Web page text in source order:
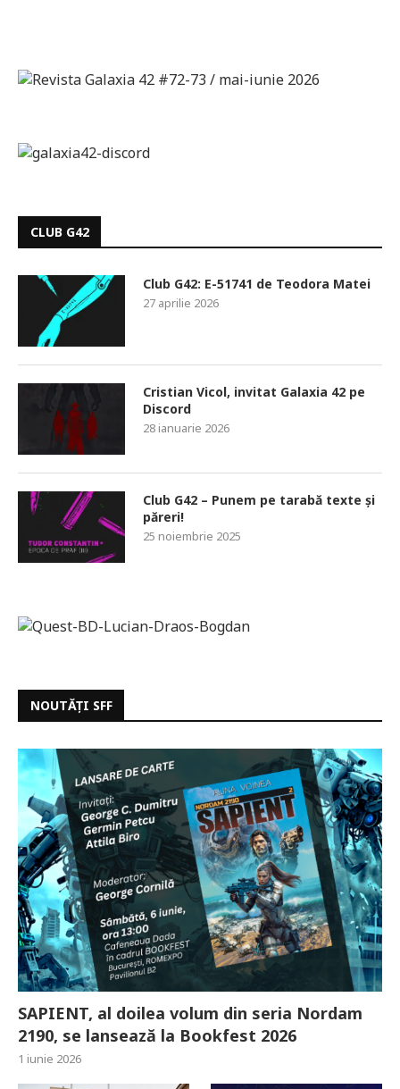
CLUB G42
Club G42: E-51741 de Teodora Matei
27 aprilie 2026
Cristian Vicol, invitat Galaxia 42 pe
Discord
28 ianuarie 2026
Club G42 – Punem pe tarabă texte și
păreri!
25 noiembrie 2025
NOUTĂȚI SFF
SAPIENT, al doilea volum din seria Nordam
2190, se lansează la Bookfest 2026
1 iunie 2026